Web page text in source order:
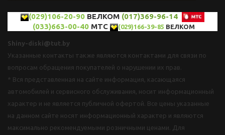
(029)106-20-90 ВЕЛКОМ (017)369-96-14
(033)663-00-40МТС (029)166-39-85 ВЕЛКОМ
Shiny-diski@tut.by
Указанные контакты также являются контактами для связи по
вопросам обращения покупателей о нарушении их прав.
* Вся представленная на сайте информация, касающаяся
автомобилей и сервисного обслуживания, носит информационный
характер и не является публичной офертой. Все цены указанные
на данном сайте носят информационный характер и являются
максимально рекомендуемыми розничными ценами. Для